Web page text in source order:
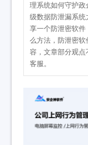
理系统如何守护政
级数据防泄漏系
享一个防泄密软
么方法，防泄密软
容，文章部分观
客服。